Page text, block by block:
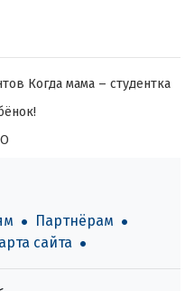
Когда мама – студентка
Партнёрам
сайта